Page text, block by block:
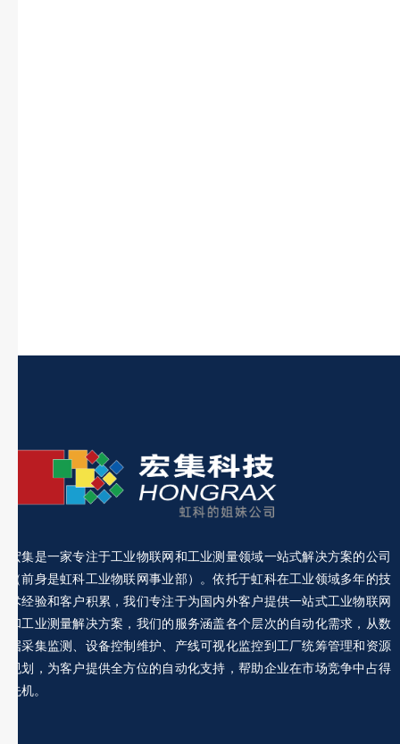
宏集是一家专注于工业物联网和工业测量领域一站式解决方案的公司
（前身是虹科工业物联网事业部）。依托于虹科在工业领域多年的技
术经验和客户积累，我们专注于为国内外客户提供一站式工业物联网
和工业测量解决方案，我们的服务涵盖各个层次的自动化需求，从数
据采集监测、设备控制维护、产线可视化监控到工厂统筹管理和资源
规划，为客户提供全方位的自动化支持，帮助企业在市场竞争中占得
先机。